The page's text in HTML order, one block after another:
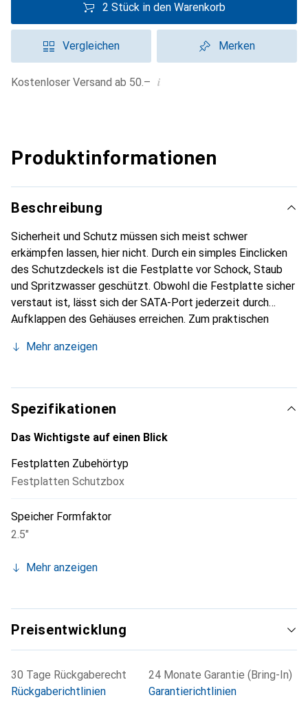
2 Stück in den Warenkorb
Vergleichen Merken
Kostenloser Versand ab 50.– i
Produktinformationen
Beschreibung
Sicherheit und Schutz müssen sich meist schwer
erkämpfen lassen, hier nicht. Durch ein simples Einclicken
des Schutzdeckels ist die Festplatte vor Schock, Staub
und Spritzwasser geschützt. Obwohl die Festplatte sicher
verstaut ist, lässt sich der SATA-Port jederzeit durch
Aufklappen des Gehäuses erreichen. Zum praktischen
stapeln zu können.
Mehr anzeigen
Spezifikationen
Das Wichtigste auf einen Blick
Festplatten Zubehörtyp
Festplatten Schutzbox
Speicher Formfaktor
2.5"
Mehr anzeigen
Preisentwicklung
30 Tage Rückgaberecht
Rückgaberichtlinien
24 Monate Garantie (Bring-In)
Garantierichtlinien